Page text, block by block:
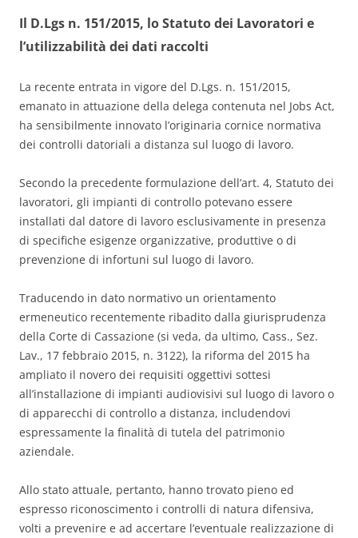
Il D.Lgs n. 151/2015, lo Statuto dei Lavoratori e
l’utilizzabilità dei dati raccolti
La recente entrata in vigore del D.Lgs. n. 151/2015,
emanato in attuazione della delega contenuta nel Jobs Act,
ha sensibilmente innovato l’originaria cornice normativa
dei controlli datoriali a distanza sul luogo di lavoro.
Secondo la precedente formulazione dell’art. 4, Statuto dei
lavoratori, gli impianti di controllo potevano essere
installati dal datore di lavoro esclusivamente in presenza
di specifiche esigenze organizzative, produttive o di
prevenzione di infortuni sul luogo di lavoro.
Traducendo in dato normativo un orientamento
ermeneutico recentemente ribadito dalla giurisprudenza
della Corte di Cassazione (si veda, da ultimo, Cass., Sez.
Lav., 17 febbraio 2015, n. 3122), la riforma del 2015 ha
ampliato il novero dei requisiti oggettivi sottesi
all’installazione di impianti audiovisivi sul luogo di lavoro o
di apparecchi di controllo a distanza, includendovi
espressamente la finalità di tutela del patrimonio
aziendale.
Allo stato attuale, pertanto, hanno trovato pieno ed
espresso riconoscimento i controlli di natura difensiva,
volti a prevenire e ad accertare l’eventuale realizzazione di